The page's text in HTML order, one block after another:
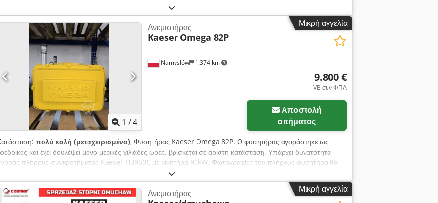
Μικρή αγγελία
1 /4
Namysłów 1.374 km
Ανεμιστήρας
Kaeser Omega 82P
9.800 €
VB συν ΦΠΑ
Αποστολή
αιτήματος
πολύ καλή (μεταχειρισμένο), Φυσητήρας Kaeser Omega 82P. Ο φυσητήρας αγοράστηκε ως
και έχει δουλέψει μόνο μερικές χιλιάδες ώρες, βρίσκεται σε άριστη κατάσταση. Υπάρχει δυνατότητα
πλήρους συγκροτήματος Kaeser HB950C με κινητήρα 90kW. Φωτογραφίες του πλήρους φυσητήρα θα
αποσταλούν στους ενδιαφερόμενους. Djdpfsw Smzkex Apvsck
Μικρή αγγελία
Ανεμιστήρας